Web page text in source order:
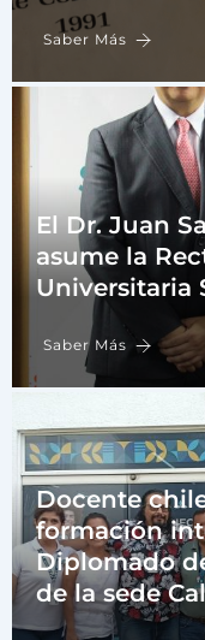
Saber Más
El Dr. Juan
asume la
Universitaria
Saber Más
Docente
formación
Diplomado
de la sede